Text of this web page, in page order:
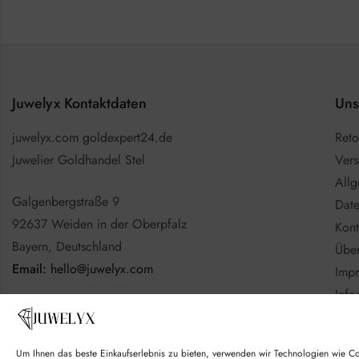
Um Ihnen das beste Einkaufserlebnis zu bieten, verwenden wir Technologien wie
Juwelyx Kontaktdaten
juwelyx.com goldexpert24.de
Juwelier Goldhandel Stel
Galgenbergstraße 9
92637 Weiden in der Oberpfalz
Bayern, Deutschland
Email: hello@juwelyx.com
Nutzen Sie gerne das